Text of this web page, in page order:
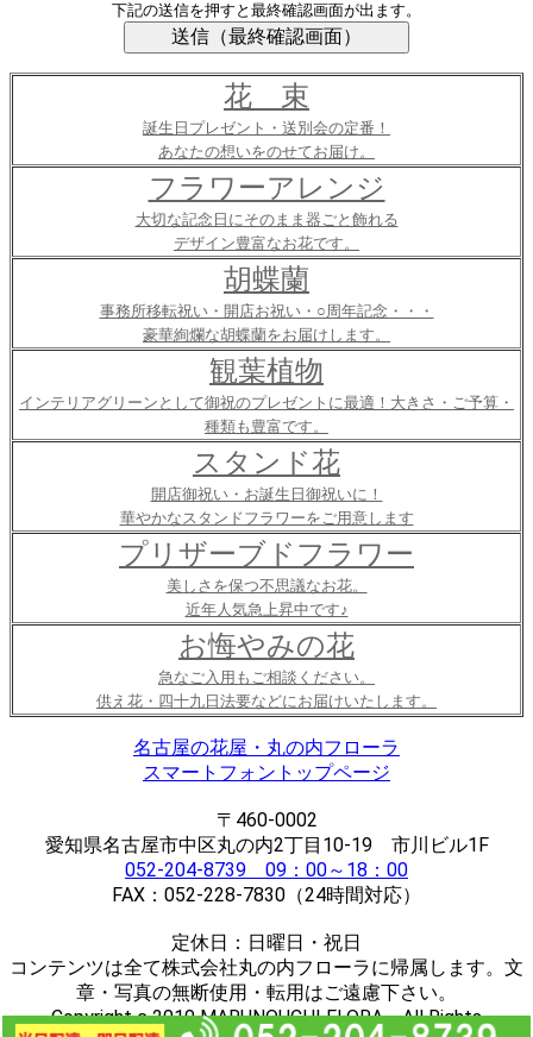
下記の送信を押すと最終確認画面が出ます。
花 束
誕生日プレゼント・送別会の定番！
あなたの想いをのせてお届け。
フラワーアレンジ
大切な記念日にそのまま器ごと飾れる
デザイン豊富なお花です。
胡蝶蘭
事務所移転祝い・開店お祝い・○周年記念・・・
豪華絢爛な胡蝶蘭をお届けします。
観葉植物
インテリアグリーンとして御祝のプレゼントに最適！大きさ・ご予算・
種類も豊富です。
スタンド花
開店御祝い・お誕生日御祝いに！
華やかなスタンドフラワーをご用意します
プリザーブドフラワー
美しさを保つ不思議なお花。
近年人気急上昇中です♪
お悔やみの花
急なご入用もご相談ください。
供え花・四十九日法要などにお届けいたします。
名古屋の花屋・丸の内フローラ
スマートフォントップページ
〒460-0002
愛知県名古屋市中区丸の内2丁目10-19 市川ビル1F
052-204-8739 09：00～18：00
FAX：052-228-7830（24時間対応）
定休日：日曜日・祝日
コンテンツは全て株式会社丸の内フローラに帰属します。文
章・写真の無断使用・転用はご遠慮下さい。
Copyright c 2010 MARUNOUCHI FLORA All Rights